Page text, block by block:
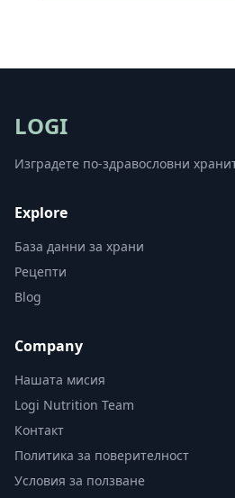
LOGI
Изградете по-здравословни
Explore
База данни за храни
Рецепти
Blog
Company
Нашата мисия
Logi Nutrition Team
Контакт
Политика за поверителност
Условия за ползване